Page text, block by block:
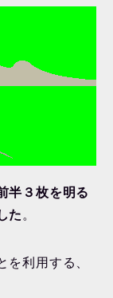
半３枚を明る
た 。
を利用する、